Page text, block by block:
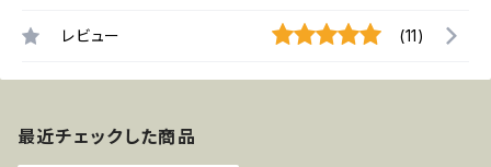
レビュー (11)
最近チェックした商品